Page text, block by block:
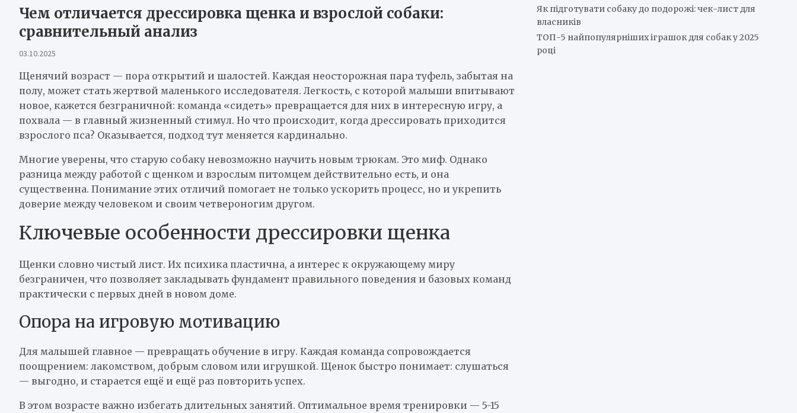
Чем отличается дрессировка щенка и взрослой собаки:
сравнительный анализ
03.10.2025
Щенячий возраст — пора открытий и шалостей. Каждая неосторожная пара туфель, забытая на
полу, может стать жертвой маленького исследователя. Легкость, с которой малыши впитывают
новое, кажется безграничной: команда «сидеть» превращается для них в интересную игру, а
похвала — в главный жизненный стимул. Но что происходит, когда дрессировать приходится
взрослого пса? Оказывается, подход тут меняется кардинально.
Многие уверены, что старую собаку невозможно научить новым трюкам. Это миф. Однако
разница между работой с щенком и взрослым питомцем действительно есть, и она
существенна. Понимание этих отличий помогает не только ускорить процесс, но и укрепить
доверие между человеком и своим четвероногим другом.
Ключевые особенности дрессировки щенка
Щенки словно чистый лист. Их психика пластична, а интерес к окружающему миру
безграничен, что позволяет закладывать фундамент правильного поведения и базовых команд
практически с первых дней в новом доме.
Опора на игровую мотивацию
Для малышей главное — превращать обучение в игру. Каждая команда сопровождается
поощрением: лакомством, добрым словом или игрушкой. Щенок быстро понимает: слушаться
— выгодно, и старается ещё и ещё раз повторить успех.
В этом возрасте важно избегать длительных занятий. Оптимальное время тренировки — 5-15
Як підготувати собаку до подорожі: чек-лист для
власників
ТОП-5 найпопулярніших іграшок для собак у 2025
році